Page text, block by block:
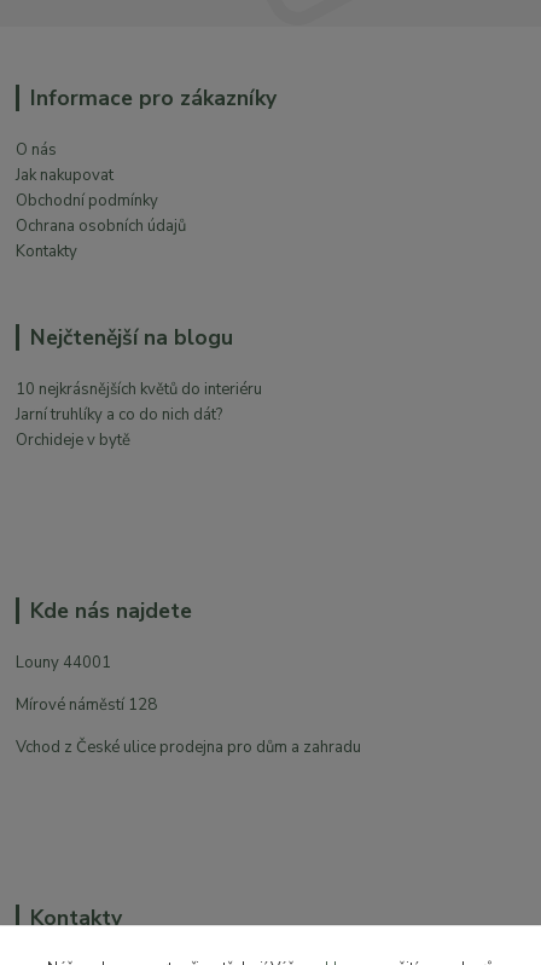
Informace pro zákazníky
O nás
Jak nakupovat
Obchodní podmínky
Ochrana osobních údajů
Kontakty
Nejčtenější na blogu
10 nejkrásnějších květů do interiéru
Jarní truhlíky a co do nich dát?
Orchideje v bytě
Kde nás najdete
Louny 44001
Mírové náměstí 128
Vchod z České ulice prodejna pro dům a zahradu
Kontakty